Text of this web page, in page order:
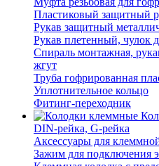
Пластиковый защитный
Рукав защитный
Рукав плетенный, чулок
Спираль монтажная,
жгут
Труба гофрированная
Уплотнительное кольцо
Фитинг-переходник
DIN-рейка, G-рейка
Аксессуары для
Зажим для подключения